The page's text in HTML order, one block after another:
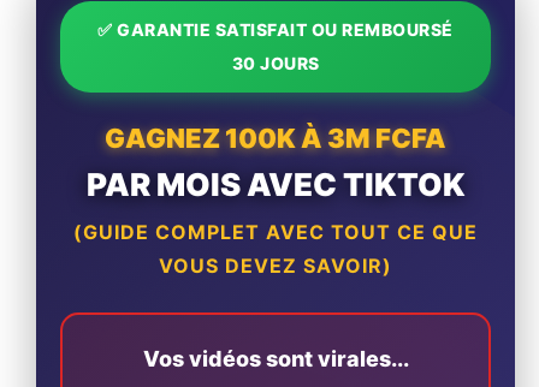
✅ GARANTIE SATISFAIT OU REMBOURSÉ
30 JOURS
GAGNEZ 100K À 3M FCFA
PAR MOIS AVEC TIKTOK
(GUIDE COMPLET AVEC TOUT CE QUE
VOUS DEVEZ SAVOIR)
Vos vidéos sont virales...